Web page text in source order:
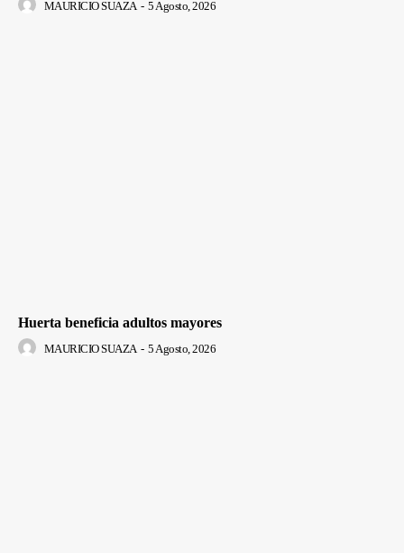
MAURICIO SUAZA - 5 Agosto, 2026
Huerta beneficia adultos mayores
MAURICIO SUAZA - 5 Agosto, 2026